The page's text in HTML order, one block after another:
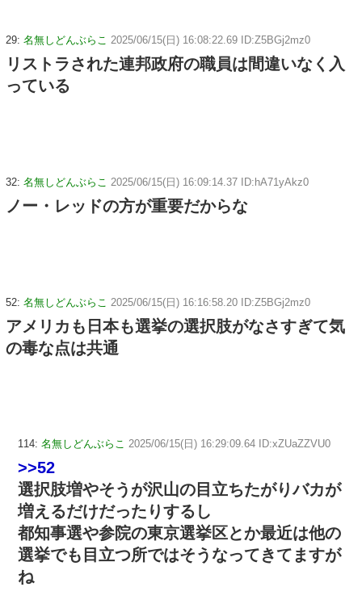
29: 名無しどんぶらこ 2025/06/15(日) 16:08:22.69 ID:Z5BGj2mz0
リストラされた連邦政府の職員は間違いなく入
っている
32: 名無しどんぶらこ 2025/06/15(日) 16:09:14.37 ID:hA71yAkz0
ノー・レッドの方が重要だからな
52: 名無しどんぶらこ 2025/06/15(日) 16:16:58.20 ID:Z5BGj2mz0
アメリカも日本も選挙の選択肢がなさすぎて気
の毒な点は共通
114: 名無しどんぶらこ 2025/06/15(日) 16:29:09.64 ID:xZUaZZVU0
>>52
選択肢増やそうが沢山の目立ちたがりバカが
増えるだけだったりするし
都知事選や参院の東京選挙区とか最近は他の
選挙でも目立つ所ではそうなってきてますが
ね